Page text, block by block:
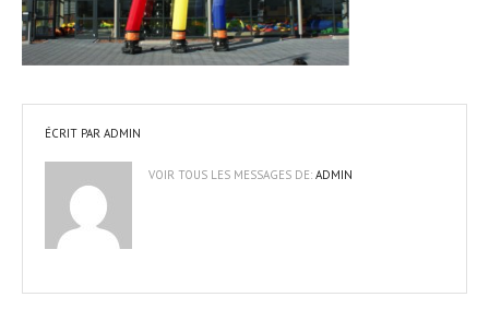
ÉCRIT PAR ADMIN
VOIR TOUS LES MESSAGES DE: ADMIN